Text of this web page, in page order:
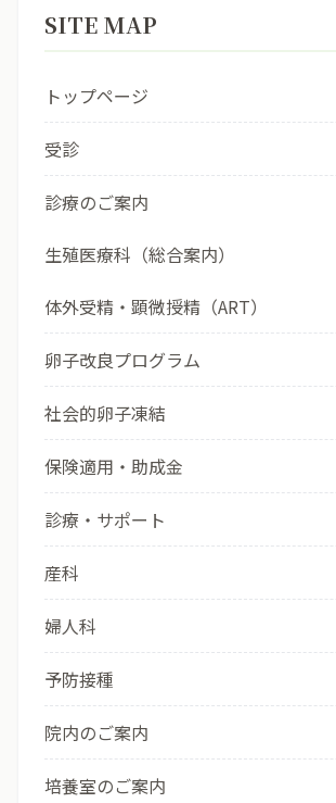
SITE MAP
トップページ
受診
診療のご案内
生殖医療科（総合案内）
体外受精・顕微授精（ART）
卵子改良プログラム
社会的卵子凍結
保険適用・助成金
診療・サポート
産科
婦人科
予防接種
院内のご案内
培養室のご案内